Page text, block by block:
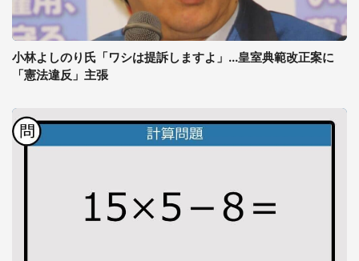
小林よしのり氏「ワシは提訴しますよ」...皇室典範改正案に
「憲法違反」主張